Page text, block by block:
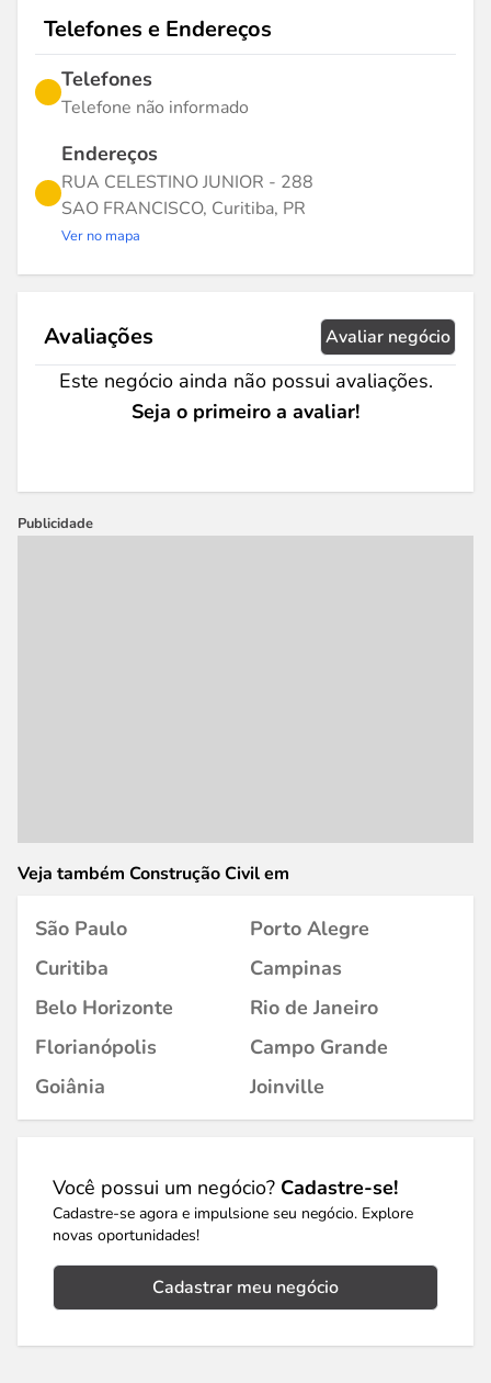
Telefones e Endereços
Telefones
Telefone não informado
Endereços
RUA CELESTINO JUNIOR - 288
SAO FRANCISCO, Curitiba, PR
Ver no mapa
Avaliações Avaliar negócio
Este negócio ainda não possui avaliações.
Seja o primeiro a avaliar!
Publicidade
Veja também Construção Civil em
São Paulo
Porto Alegre
Curitiba
Campinas
Belo Horizonte
Rio de Janeiro
Florianópolis
Campo Grande
Goiânia
Joinville
Você possui um negócio? Cadastre-se!
Cadastre-se agora e impulsione seu negócio. Explore
novas oportunidades!
Cadastrar meu negócio